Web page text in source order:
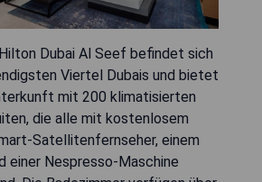
Dubai Al Seef befindet sich
Viertel Dubais und bietet
mit 200 klimatisierten
die alle mit kostenlosem
Satellitenfernseher, einem
einer Nespresso-Maschine